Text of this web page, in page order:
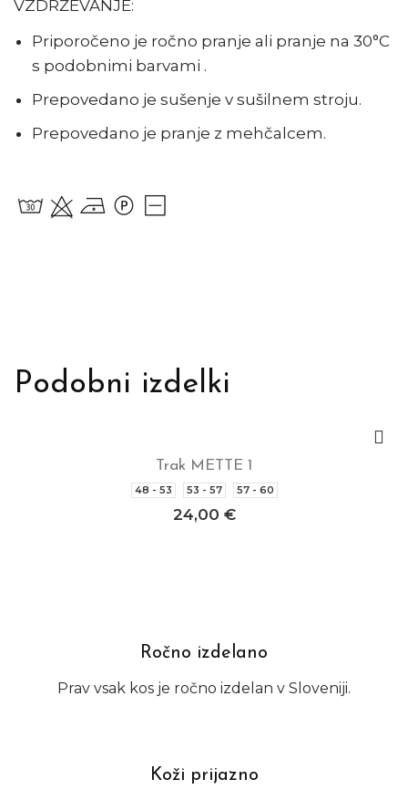
VZDRŽEVANJE:
Priporočeno je ročno pranje ali pranje na 30°C
s podobnimi barvami .
Prepovedano je sušenje v sušilnem stroju.
Prepovedano je pranje z mehčalcem.
Podobni izdelki
Izberite možnosti
Trak METTE 1
48 - 53 53 - 57 57 - 60
24,00 €
Ročno izdelano
Prav vsak kos je ročno izdelan v Sloveniji.
Koži prijazno